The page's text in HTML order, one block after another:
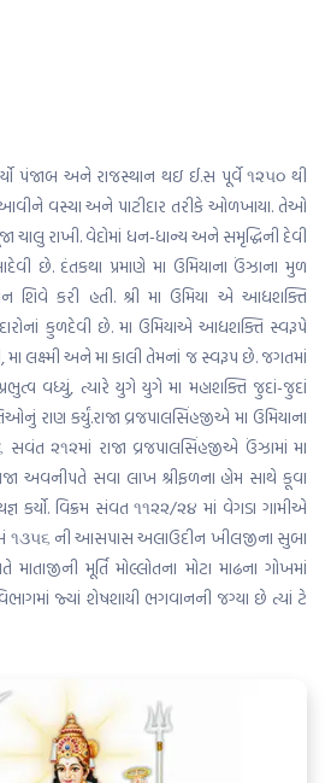
પંજાબ અને રાજસ્થાન થઇ ઈ.સ પૂર્વે ૧૨૫૦ થી
વસ્યા અને પાટીદાર તરીકે ઓળખાયા. તેઓ
ચાલુ રાખી. વેદોમાં ધન-ધાન્ય અને સમૃદ્ધિની દેવી
છે. દંતકથા પ્રમાણે મા ઉમિયાના ઉંઝાના મુળ
શિવે કરી હતી. શ્રી મા ઉમિયા એ આદ્યશક્તિ
કુળદેવી છે. મા ઉમિયાએ આદ્યશક્તિ સ્વરૂપે
મા લક્ષ્મી અને મા કાલી તેમનાં જ સ્વરૂપ છે. જગતમાં
વધ્યું, ત્યારે યુગે યુગે મા મહાશક્તિ જુદાં-જુદાં
રાણ કર્યું.રાજા વ્રજપાલસિંહજીએ મા ઉમિયાના
સવંત ૨૧૨માં રાજા વ્રજપાલસિંહજીએ ઉંઝામાં મા
અવનીપતે સવા લાખ શ્રીફળના હોમ સાથે કૂવા
કર્યો. વિક્રમ સંવત ૧૧૨૨/૨૪ માં વેગડા ગામીએ
વિ.સં ૧૩૫૬ ની આસપાસ અલાઉદીન ખીલજીના સુબા
મૂર્તિ મોલ્લોતના મોટા માઢના ગોખમાં
જ્યાં શેષશાયી ભગવાનની જગ્યા છે ત્યાં ટે